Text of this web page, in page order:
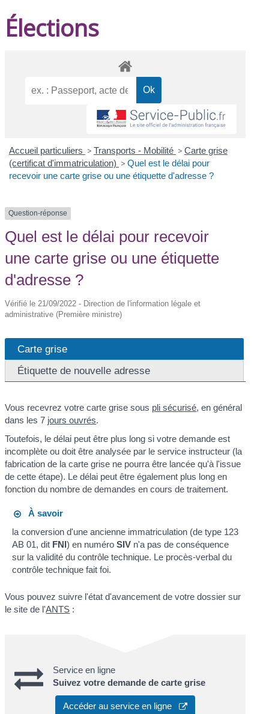
Élections
Accueil particuliers > Transports - Mobilité > Carte grise
(certificat d'immatriculation) > Quel est le délai pour
recevoir une carte grise ou une étiquette d'adresse ?
Question-réponse
Quel est le délai pour recevoir
une carte grise ou une étiquette
d'adresse ?
Vérifié le 21/09/2022 - Direction de l'information légale et
administrative (Première ministre)
Carte grise
Étiquette de nouvelle adresse
Vous recevrez votre carte grise sous pli sécurisé, en général
dans les 7 jours ouvrés.
Toutefois, le délai peut être plus long si votre demande est
incomplète ou doit être analysée par le service instructeur (la
fabrication de la carte grise ne pourra être lancée qu'à l'issue
de cette étape). Le délai peut être également plus long en
fonction du nombre de demandes en cours de traitement.
À savoir
la conversion d'une ancienne immatriculation (de type 123
AB 01, dit FNI) en numéro SIVn'a pas de conséquence
sur la validité du contrôle technique. Le procès-verbal du
contrôle technique fait foi.
Vous pouvez suivre l'état d'avancement de votre dossier sur
le site de l'ANTS :
Service en ligne
Suivez votre demande de carte grise
Accéder au service en ligne